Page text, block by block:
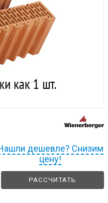
дешевле? Снизим
цену!
РАССЧИТАТЬ